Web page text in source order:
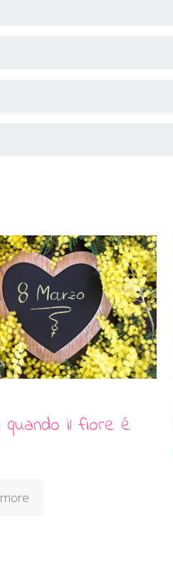
quando il fiore é